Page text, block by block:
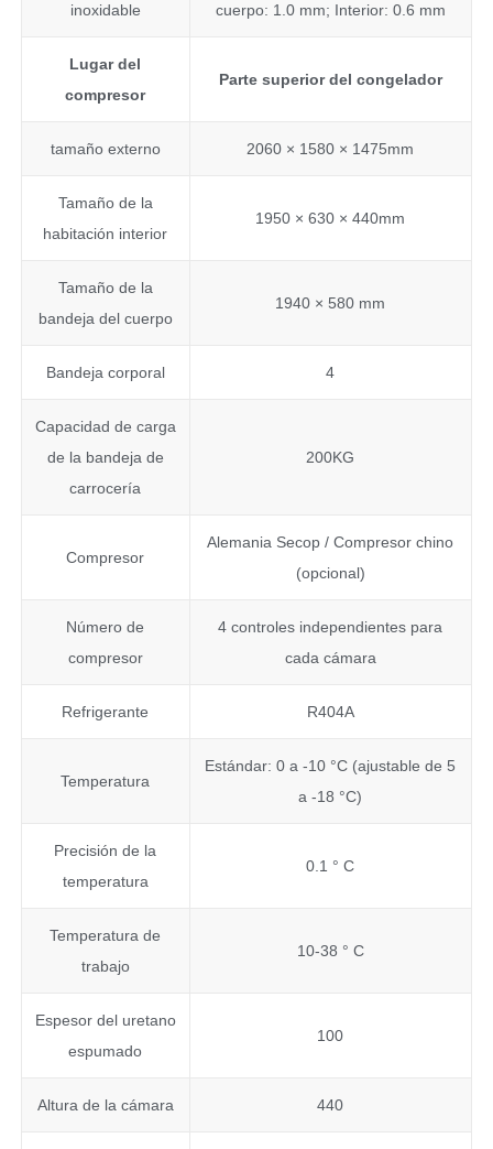
inoxidable cuerpo: 1.0 mm; Interior: 0.6 mm
Lugar del
compresor
Parte superior del congelador
tamaño externo 2060 × 1580 × 1475mm
Tamaño de la
habitación interior
1950 × 630 × 440mm
Tamaño de la
bandeja del cuerpo
1940 × 580 mm
Bandeja corporal 4
Capacidad de carga
de la bandeja de
carrocería
200KG
Compresor
Alemania Secop / Compresor chino
(opcional)
Número de
compresor
4 controles independientes para
cada cámara
Refrigerante R404A
Temperatura
Estándar: 0 a -10 °C (ajustable de 5
a -18 °C)
Precisión de la
temperatura
0.1 ° C
Temperatura de
trabajo
10-38 ° C
Espesor del uretano
espumado
100
Altura de la cámara 440